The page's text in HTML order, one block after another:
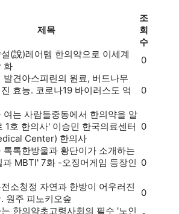
제목
조
회
수
(說)레어템 한의약으로 이세계
화
0
발견아스피린의 원료, 버드나무
효능. 코로나19 바이러스도 억
0
여는 사람들중동에서 한의약을 알
1호 한의사' 이승민 한국의료센터
Center) 한의사
0
톡톡한방울과 황단이가 소개하는
과 MBTI' 7화 -오징어게임 등장인 0
소청정 자연과 한방이 어우러진
원주 피노키오숲
0
한의약초고령사회의 필수 '노인